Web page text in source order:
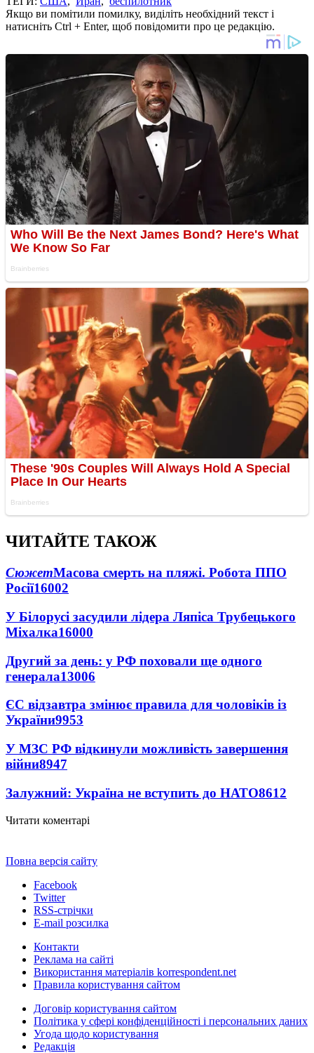
Якщо ви помітили помилку, виділіть необхідний текст і
натисніть Ctrl + Enter, щоб повідомити про це редакцію.
ЧИТАЙТЕ ТАКОЖ
СюжетМасова смерть на пляжі. Робота ППО
Росії16002
У Білорусі засудили лідера Ляпіса Трубецького
Міхалка16000
Другий за день: у РФ поховали ще одного
генерала13006
ЄС відзавтра змінює правила для чоловіків із
України9953
У МЗС РФ відкинули можливість завершення
війни8947
Залужний: Україна не вступить до НАТО8612
Читати коментарі
Повна версія сайту
Facebook
Twitter
RSS-стрічки
E-mail розсилка
Контакти
Реклама на сайті
Використання матеріалів korrespondent.net
Правила користування сайтом
Договір користування сайтом
Політика у сфері конфіденційності і персональних даних
Угода щодо користування
Редакція